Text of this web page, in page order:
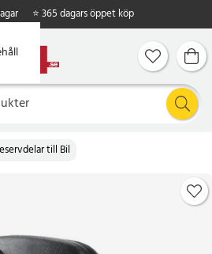
⭐ 365 dagars öppet köp
till Bil